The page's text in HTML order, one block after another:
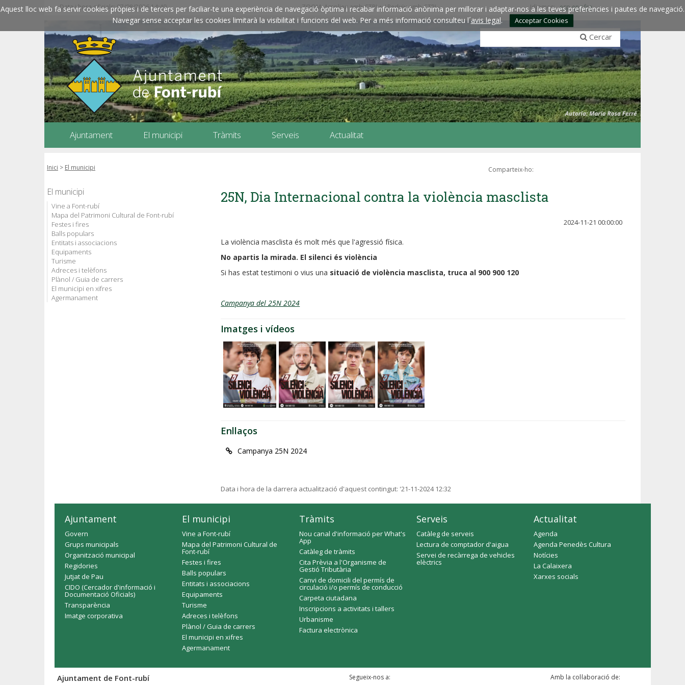
Aquest lloc web fa servir cookies pròpies i de tercers per faciliar-te una experiència de navegació òptima i recabar informació anònima per millorar i adaptar-nos a les teves preferències i pautes de navegació.
Navegar sense acceptar les cookies limitarà la visibilitat i funcions del web. Per a més informació consulteu l´avis legal. Acceptar Cookies
Data i hora oficials: 07/08/2026 14:40 ZOOM: Amplieu amb CTRL+ / Reduïu amb CTRL- Idiomes:esp engfra
Cercar
Ajuntament El municipi Tràmits Serveis Actualitat
Inici > El municipi Comparteix-ho:
El municipi
Vine a Font-rubí
Mapa del Patrimoni Cultural de Font-rubí
Festes i fires
Balls populars
Entitats i associacions
Equipaments
Turisme
Adreces i telèfons
Plànol / Guia de carrers
El municipi en xifres
Agermanament
25N, Dia Internacional contra la violència masclista
2024-11-21 00:00:00
La violència masclista és molt més que l'agressió física.
No apartis la mirada. El silenci és violència
Si has estat testimoni o vius una situació de violència masclista, truca al 900 900 120
Campanya del 25N 2024
Imatges i vídeos
Enllaços
Campanya 25N 2024
Data i hora de la darrera actualització d'aquest contingut: '21-11-2024 12:32
Ajuntament
Govern
Grups municipals
Organització municipal
Regidories
Jutjat de Pau
CIDO (Cercador d'informació i
Documentació Oficials)
Transparència
Imatge corporativa
El municipi
Vine a Font-rubí
Mapa del Patrimoni Cultural de
Font-rubí
Festes i fires
Balls populars
Entitats i associacions
Equipaments
Turisme
Adreces i telèfons
Plànol / Guia de carrers
El municipi en xifres
Agermanament
Tràmits
Nou canal d'informació per What's
App
Catàleg de tràmits
Cita Prèvia a l'Organisme de
Gestió Tributària
Canvi de domicili del permís de
circulació i/o permís de conducció
Carpeta ciutadana
Inscripcions a activitats i tallers
Urbanisme
Factura electrònica
Serveis
Catàleg de serveis
Lectura de comptador d'aigua
Servei de recàrrega de vehicles
elèctrics
Actualitat
Agenda
Agenda Penedès Cultura
Notícies
La Calaixera
Xarxes socials
Ajuntament de Font-rubí Segueix-nos a: Amb la col·laboració de: